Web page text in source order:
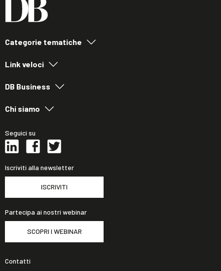
Categorie tematiche
Link veloci
DB Business
Chi siamo
Seguici su
Iscriviti alla newsletter
ISCRIVITI
Partecipa ai nostri webinar
SCOPRI I WEBINAR
Contatti